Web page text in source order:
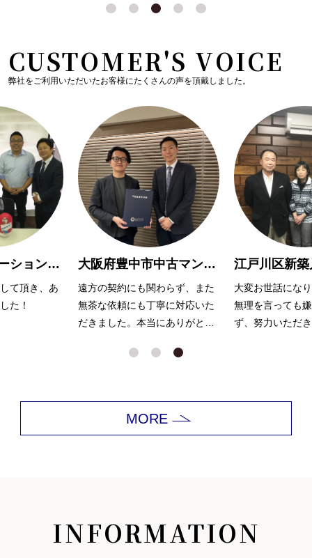
CUSTOMER'S VOICE
弊社をご利用いただいたお客様にたくさんの声を頂戴しました。
葛飾区リノべーションマンション購入 O様
て頂き、あ
た！
大阪府豊中市中古マンション購入Y様
遠方の契約にも関わらず、また
無茶な依頼にも丁寧に対応いた
だきました。本当にありがとう
大変お世話にな
無理を言っても
ず、努力いただ
MORE
INFORMATION